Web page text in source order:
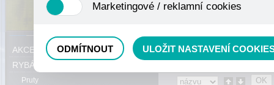
AKCE, SLEVY, VÝPRODEJ
RYBÁŘSKÝ SORTIMENT
Pruty
nejedná o osobní údaje, protože anonymizované cookies
odkazy, prohlížené zboží apod.
Marketingové / reklamní cookies
ODMÍTNOUT ULOŽIT NASTAVENÍ